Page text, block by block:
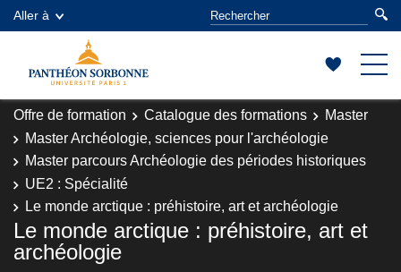
Aller à
Offre de formation Catalogue des formations
Master
Master Archéologie, sciences pour l'archéologie
Master parcours Archéologie des périodes historiques
UE2 : Spécialité
Le monde arctique : préhistoire, art et archéologie
Le monde arctique : préhistoire, art et
archéologie